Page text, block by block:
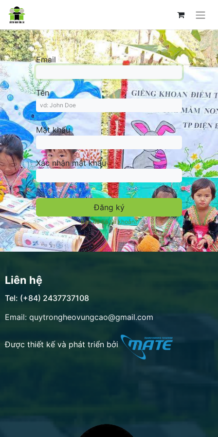
Email
Tên
Mật khẩu
Xác nhận mật khẩu
Đăng ký
Bạn đã có tài khoản?
Liên hệ
Tel: (+84) 2437737108
Email: quytrongheovungcao@gmail.com
Được thiết kế và phát triển bởi